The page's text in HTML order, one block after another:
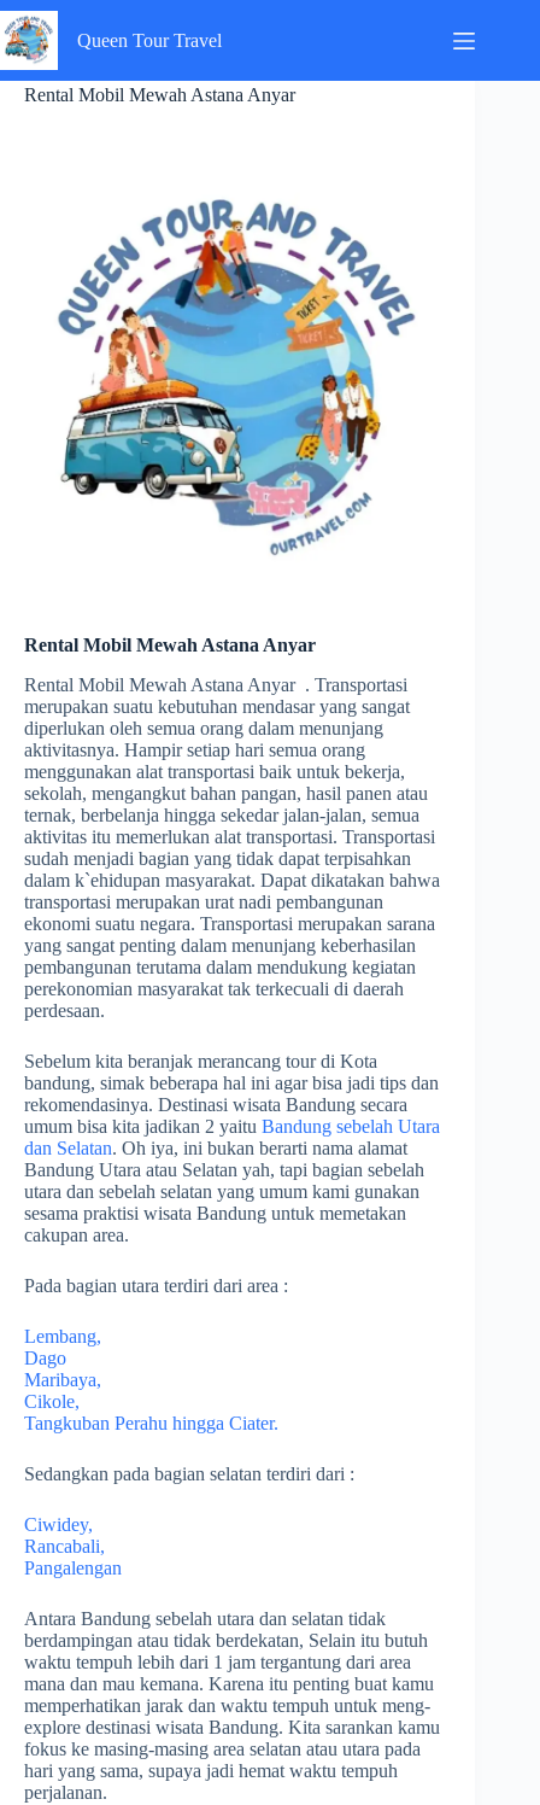
Skip
to
content
Queen Tour Travel
Rental Mobil Mewah Astana Anyar
Rental Mobil Mewah Astana Anyar
Rental Mobil Mewah Astana Anyar . Transportasi
merupakan suatu kebutuhan mendasar yang sangat
diperlukan oleh semua orang dalam menunjang
aktivitasnya. Hampir setiap hari semua orang
menggunakan alat transportasi baik untuk bekerja,
sekolah, mengangkut bahan pangan, hasil panen atau
ternak, berbelanja hingga sekedar jalan-jalan, semua
aktivitas itu memerlukan alat transportasi. Transportasi
sudah menjadi bagian yang tidak dapat terpisahkan
dalam k`ehidupan masyarakat. Dapat dikatakan bahwa
transportasi merupakan urat nadi pembangunan
ekonomi suatu negara. Transportasi merupakan sarana
yang sangat penting dalam menunjang keberhasilan
pembangunan terutama dalam mendukung kegiatan
perekonomian masyarakat tak terkecuali di daerah
perdesaan.
Sebelum kita beranjak merancang tour di Kota
bandung, simak beberapa hal ini agar bisa jadi tips dan
rekomendasinya. Destinasi wisata Bandung secara
umum bisa kita jadikan 2 yaitu Bandung sebelah Utara
dan Selatan. Oh iya, ini bukan berarti nama alamat
Bandung Utara atau Selatan yah, tapi bagian sebelah
utara dan sebelah selatan yang umum kami gunakan
sesama praktisi wisata Bandung untuk memetakan
cakupan area.
Pada bagian utara terdiri dari area :
Lembang,
Dago
Maribaya,
Cikole,
Tangkuban Perahu hingga Ciater.
Sedangkan pada bagian selatan terdiri dari :
Ciwidey,
Rancabali,
Pangalengan
Antara Bandung sebelah utara dan selatan tidak
berdampingan atau tidak berdekatan, Selain itu butuh
waktu tempuh lebih dari 1 jam tergantung dari area
mana dan mau kemana. Karena itu penting buat kamu
memperhatikan jarak dan waktu tempuh untuk meng-
explore destinasi wisata Bandung. Kita sarankan kamu
fokus ke masing-masing area selatan atau utara pada
hari yang sama, supaya jadi hemat waktu tempuh
perjalanan.